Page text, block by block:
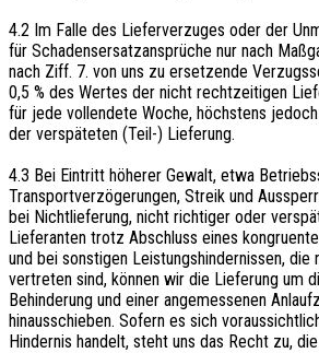
4.2 Im Falle des Lieferverzuges oder der
für Schadensersatzansprüche nur nach
nach Ziff. 7. von uns zu ersetzende
0,5 % des Wertes der nicht rechtzeitigen
für jede vollendete Woche, höchstens
der verspäteten (Teil-) Lieferung.
4.3 Bei Eintritt höherer Gewalt, etwa
Transportverzögerungen, Streik und
bei Nichtlieferung, nicht richtiger oder
Lieferanten trotz Abschluss eines
und bei sonstigen Leistungshindernissen, die
vertreten sind, können wir die Lieferung um
Behinderung und einer angemessenen
hinausschieben. Sofern es sich
Hindernis handelt, steht uns das Recht zu,